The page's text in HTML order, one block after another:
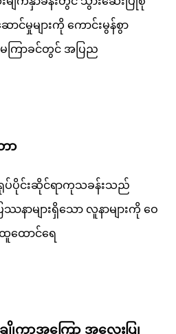
ာင်မှုများကို ကောင်းမွန်စွာ
ကြာခင်တွင် အပြည
ာ
ရုပ်ပိုင်းဆိုင်ရာကုသခန်းသည်
နာများရှိသော လူနာများကို ဝေ
ထောင်ရေ
ျိုကာအကြော အလေးပြု